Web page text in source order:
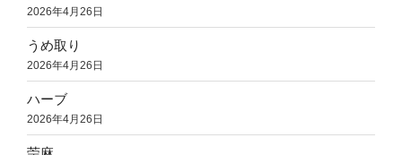
2026年4月26日
うめ取り
2026年4月26日
ハーブ
2026年4月26日